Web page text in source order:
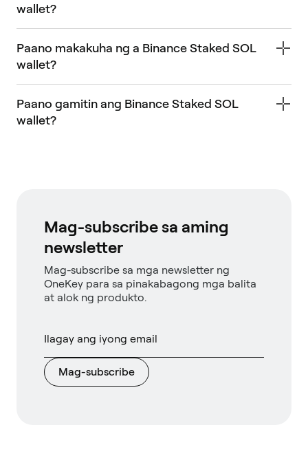
wallet?
Paano makakuha ng a Binance Staked SOL
wallet?
Paano gamitin ang Binance Staked SOL
wallet?
Mag-subscribe sa aming
newsletter
Mag-subscribe sa mga newsletter ng
OneKey para sa pinakabagong mga balita
at alok ng produkto.
Mag-subscribe